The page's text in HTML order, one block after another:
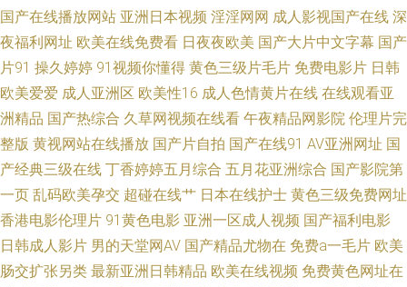
站 91次元免费观看 91AV电影 亚洲色天堂网 五月丁香啪啪 亚洲人妻中出 91
猫先生在线 91探花少妇视频 97在线观看超碰香蕉 91在线高清视频 超碰东京
热蜜桃 日韩福利专区 91色虎免费观看 91秒拍网 av黑料自拍资源 抖阴在线第
在线 AV免费福利 a毛在线 91在线视频国 高清无码不卡AV网站 精品人妻免费
老司机视频入口 久草视频久久色 美日爱爱网 欧美成在线 蜜桃视频免费福利
国产在线播放网站 亚洲日本视频 淫淫网网 成人影视国产在线 深
夜福利网址 欧美在线免费看 日夜夜欧美 国产大片中文字幕 国产
片91 操久婷婷 91视频你懂得 黄色三级片毛片 免费电影片 日韩
欧美爱爱 成人亚洲区 欧美性16 成人色情黄片在线 在线观看亚
洲精品 国产热综合 久草网视频在线看 午夜精品网影院 伦理片完
整版 黄视网站在线播放 国产片自拍 国产在线91 AV亚洲网址 国
产经典三级在线 丁香婷婷五月综合 五月花亚洲综合 国产影院第
一页 乱码欧美孕交 超碰在线艹 日本在线护士 黄色三级免费网址
香港电影伦理片 91黄色电影 亚洲一区成人视频 国产福利电影
日韩成人影片 男的天堂网AV 国产精品尤物在 免费a一毛片 欧美
肠交扩张另类 最新亚洲日韩精品 欧美在线视频 免费黄色网址在